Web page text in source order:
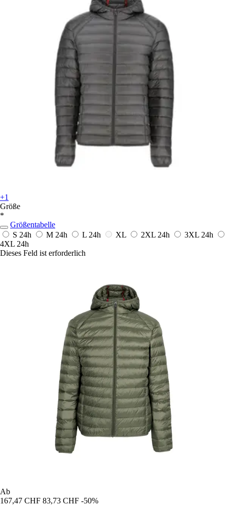
+1
Größe
*
Größentabelle
S 24h M 24h L 24h XL 2XL 24h 3XL 24h
4XL 24h
Dieses Feld ist erforderlich
Ab
167,47 CHF 83,73 CHF -50%